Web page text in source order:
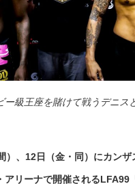
ー級王座を賭けて戦うデニス
）、12日（金・同）にカンザ
アリーナで開催される